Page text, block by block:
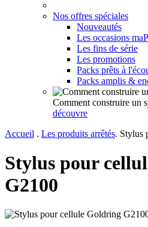
Nos offres spéciales
Nouveautés
Les occasions
Les fins de série
Les promotions
Packs prêts à
Packs amplis &
Comment construire un
découvre
Accueil . Les produits arrêtés. Stylus
Stylus pour
G2100